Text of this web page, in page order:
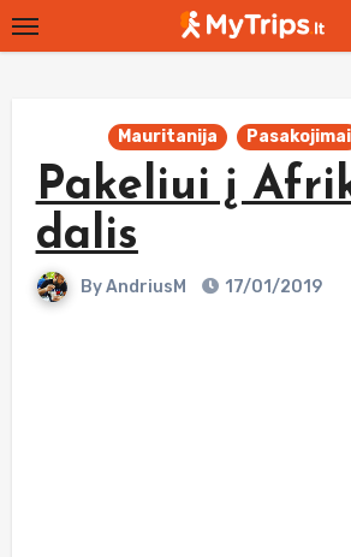
Skip
to
Mauritanija Pasakojimai
Pakeliui į
dalis
ByAndriusM 17/01/2019